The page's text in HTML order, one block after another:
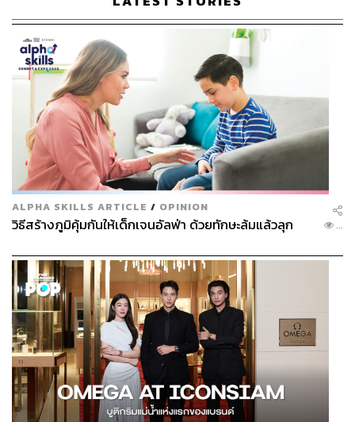
งานออกแบบคอลเล็กชันนี้เต็มไปด้วยลวดลายของ
ดอกไม้ ถ้าหากว่าเปลี่ยนจากดอกไม้เป็นองค์
ประกอบอื่นจะเป็นอะไรได้บ้าง
สำหรับฉัน ‘สี’ เป็นหนึ่งในแรงบันดาลใจแรกๆ เลยค่ะ จริงๆ
บางครั้งมาก่อนผ้าด้วยซ้ำ ฉันมักเริ่มจากการวางสีลงบน
Mood Board ก่อน เพราะงั้นก็คงเป็นเรื่องสี ซึ่งมันก็สะท้อน
หลายอย่างให้แก่งานออกแบบเช่นกัน
ถ้าหากอยากรู้จักตัวตนของ Cecilie Bahnsen
ALPHA SKILLS ARTICLE / OPINION
วิธีสร้างภูมิคุ้มกันให้เด็กเจนอัลฟ่า ด้วยทักษะล้มแล้วลุก ...